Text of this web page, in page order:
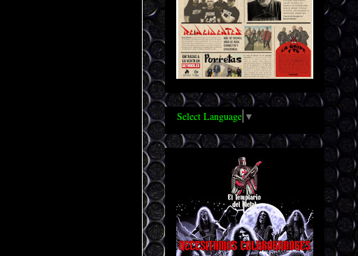
Select Language ▼